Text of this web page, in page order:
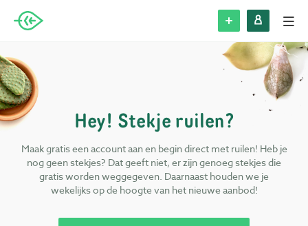
Stek plaatsen
Registreren
Hey! Stekje ruilen?
Maak gratis een account aan en begin direct met ruilen! Heb je
nog geen stekjes? Dat geeft niet, er zijn genoeg stekjes die
gratis worden weggegeven. Daarnaast houden we je
wekelijks op de hoogte van het nieuwe aanbod!